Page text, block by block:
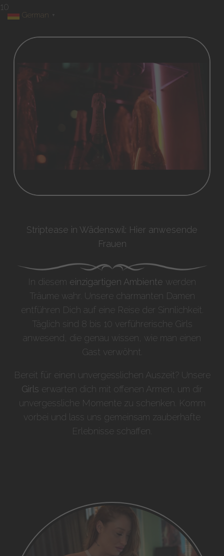
10
Striptease in Wädenswil: Hier anwesende
Frauen
In diesem einzigartigen Ambiente werden
Träume wahr. Unsere charmanten Damen
entführen Dich auf eine Reise der Sinnlichkeit.
Täglich sind 8 bis 10 verführerische Girls
anwesend, die genau wissen, wie man einen
Gast verwöhnt.
Bereit für einen unvergesslichen Auszeit? Unsere
Girls erwarten dich mit offenen Armen, um dir
unvergessliche Momente zu schenken. Komm
vorbei und lass uns gemeinsam zauberhafte
Erlebnisse schaffen.
German